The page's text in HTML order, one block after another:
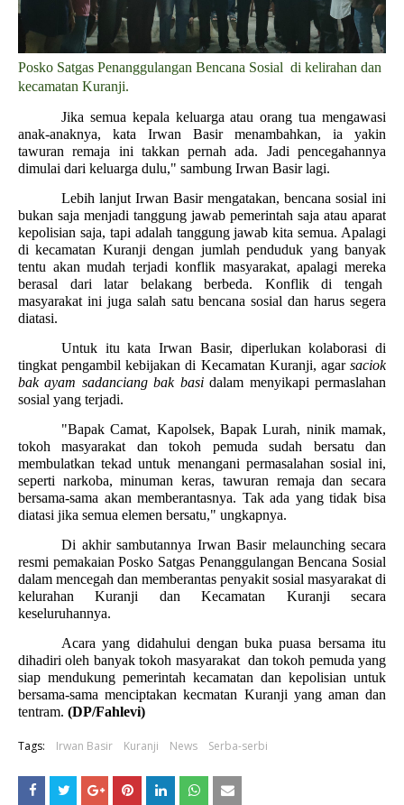
Posko Satgas Penanggulangan Bencana Sosial di kelirahan dan
kecamatan Kuranji.
Jika semua kepala keluarga atau orang tua mengawasi
anak-anaknya, kata Irwan Basir menambahkan, ia yakin
tawuran remaja ini takkan pernah ada. Jadi pencegahannya
dimulai dari keluarga dulu," sambung Irwan Basir lagi.
Lebih lanjut Irwan Basir mengatakan, bencana sosial ini
bukan saja menjadi tanggung jawab pemerintah saja atau aparat
kepolisian saja, tapi adalah tanggung jawab kita semua. Apalagi
di kecamatan Kuranji dengan jumlah penduduk yang banyak
tentu akan mudah terjadi konflik masyarakat, apalagi mereka
berasal dari latar belakang berbeda. Konflik di tengah
masyarakat ini juga salah satu bencana sosial dan harus segera
diatasi.
Untuk itu kata Irwan Basir, diperlukan kolaborasi di
tingkat pengambil kebijakan di Kecamatan Kuranji, agar saciok
bak ayam sadanciang bak basidalam menyikapi permaslahan
sosial yang terjadi.
"Bapak Camat, Kapolsek, Bapak Lurah, ninik mamak,
tokoh masyarakat dan tokoh pemuda sudah bersatu dan
membulatkan tekad untuk menangani permasalahan sosial ini,
seperti narkoba, minuman keras, tawuran remaja dan secara
bersama-sama akan memberantasnya. Tak ada yang tidak bisa
diatasi jika semua elemen bersatu," ungkapnya.
Di akhir sambutannya Irwan Basir melaunching secara
resmi pemakaian Posko Satgas Penanggulangan Bencana Sosial
dalam mencegah dan memberantas penyakit sosial masyarakat di
kelurahan Kuranji dan Kecamatan Kuranji secara
keseluruhannya.
Acara yang didahului dengan buka puasa bersama itu
dihadiri oleh banyak tokoh masyarakat dan tokoh pemuda yang
siap mendukung pemerintah kecamatan dan kepolisian untuk
bersama-sama menciptakan kecmatan Kuranji yang aman dan
tentram. (DP/Fahlevi)
Tags: Irwan Basir Kuranji News Serba-serbi